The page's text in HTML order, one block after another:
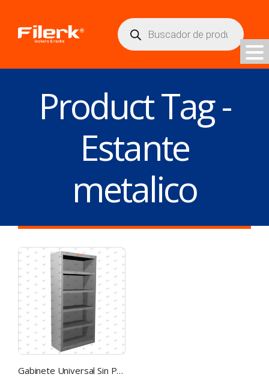
Búsqueda
de
productos
Product Tag -
Estante
metalico
Gabinete Universal Sin Puertas – Librero para Biblioteca – Gris